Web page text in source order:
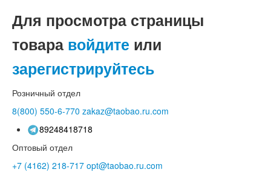
Для просмотра страницы
товара войдите или
зарегистрируйтесь
Розничный отдел
8(800) 550-6-770 zakaz@taobao.ru.com
89248418718
Оптовый отдел
+7 (4162) 218-717 opt@taobao.ru.com